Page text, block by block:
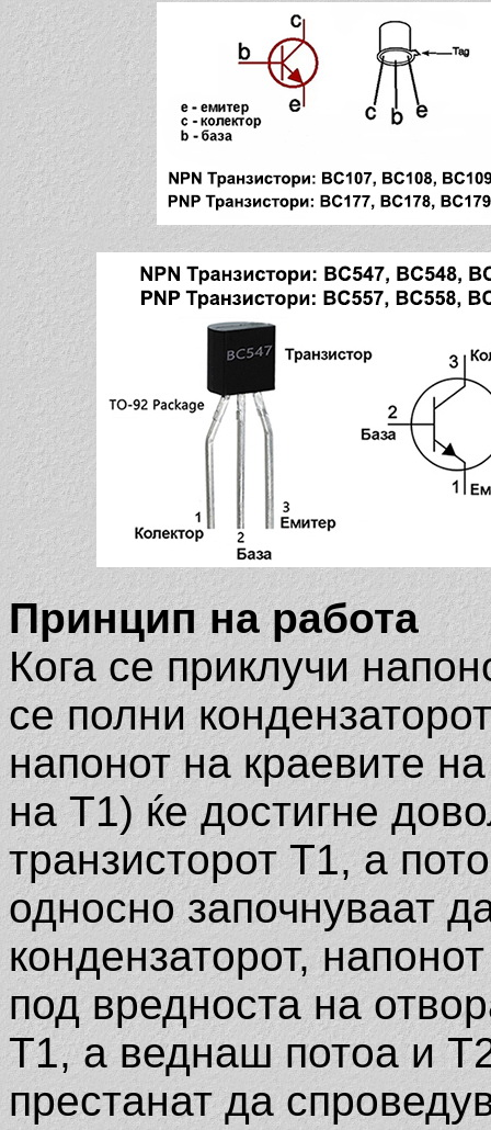
Принцип на работа
Кога се приклучи
се полни
напонот на краевите
на Т1) ќе достигне
транзисторот Т1, а
односно започнуваат
кондензаторот,
под вредноста на
Т1, а веднаш потоа и
престанат да